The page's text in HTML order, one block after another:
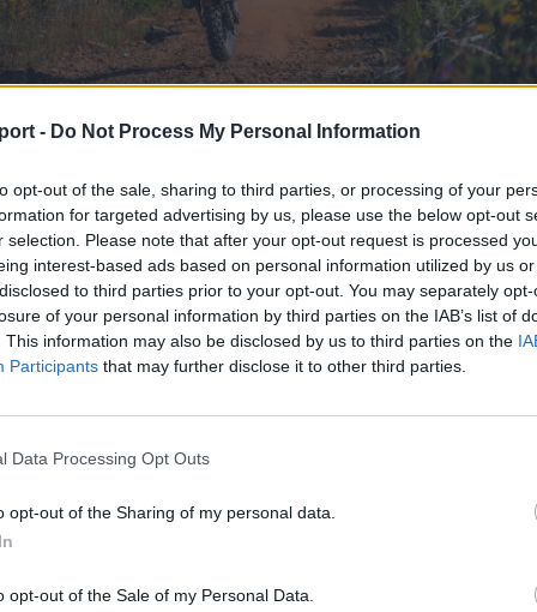
- Do Not Process My Personal Information
opt-out of the sale, sharing to third parties, or processing of your
for targeted advertising by us, please use the below opt-out
selection. Please note that after your opt-out request is processed
interest-based ads based on personal information utilized by us
to third parties prior to your opt-out. You may separately
of your personal information by third parties on the IAB’s list of
This information may also be disclosed by us to third parties on the
Participants that may further disclose it to other third parties.
Data Processing Opt Outs
opt-out of the Sharing of my personal data.
opt-out of the Sale of my Personal Data.
ellenére is helytállt Tompa Krisztián a Hellas Rallyn
az utolsó előtti versenynapon
a görög Karampelasz Kimonnal, aki azt
így visszafordult a pályán. Testi sérülés
hogy több mint húsz órányi versenyzés után nem
de így is feledhetetlen tapasztalat volt számomra.
a ralivilágbajnokság görög futamában, egy civil autózott